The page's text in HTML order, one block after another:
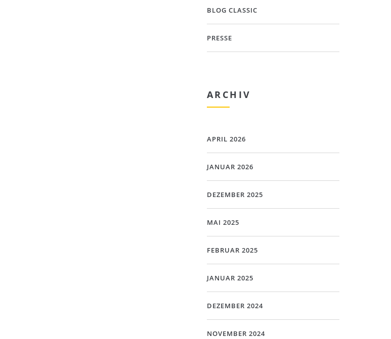
BLOG CLASSIC
PRESSE
ARCHIV
APRIL 2026
JANUAR 2026
DEZEMBER 2025
MAI 2025
FEBRUAR 2025
JANUAR 2025
DEZEMBER 2024
NOVEMBER 2024